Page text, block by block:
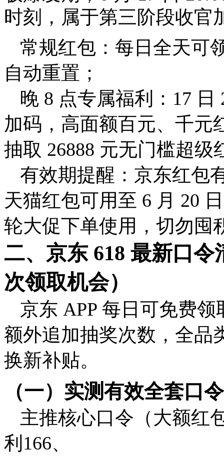
时刻
，属于第三阶段收官
常规红包：每日全天可
自动重置；
晚 8 点专属福利：17
加码，高面额百元、千元
抽取 26888 元无门槛超级
有效期提醒：京东红包
天猫红包可用至 6 月 20
轮大促下单使用，切勿囤
二、京东 618 最新口
次领取机会）
京东 APP 每日可免费
额外追加抽奖次数，全品
换新补贴。
（一）实测有效全套口令
主推核心口令（大额红
利166、